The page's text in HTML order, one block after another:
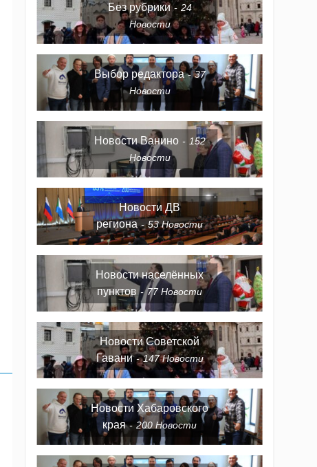
Без рубрики
24
Новости
Выбор редактора
37
Новости
Новости Ванино
152
Новости
Новости ДВ
региона
53Новости
Новости населённых
пунктов
77Новости
Новости Советской
Гавани
147Новости
Новости Хабаровского
края
200Новости